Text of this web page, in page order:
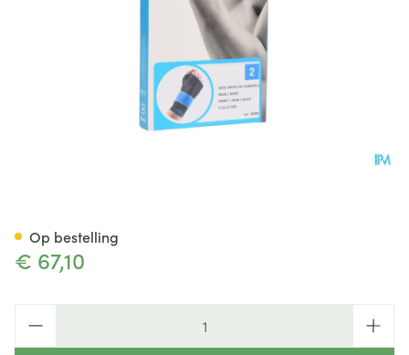
€ 67,10
Op bestelling